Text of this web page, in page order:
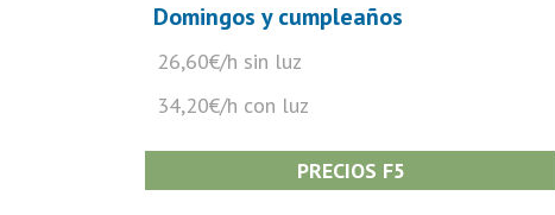
Domingos y cumpleaños
26,60€/h sin luz
34,20€/h con luz
PRECIOS F5